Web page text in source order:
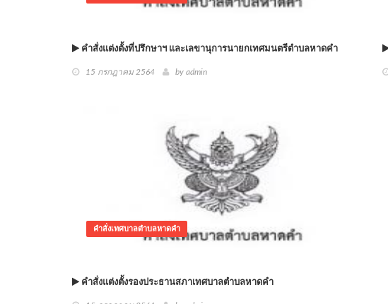
คำสั่งแต่งตั้งที่ปรึกษาฯ และเลขานุการนายกเทศมนตรีตำบลหาดคำ
15 กรกฎาคม 2564 by admin
คำสั่งเทศบาลตำบลหาดคำ
คำสั่งแต่งตั้งรองประธานสภาเทศบาลตำบลหาดคำ